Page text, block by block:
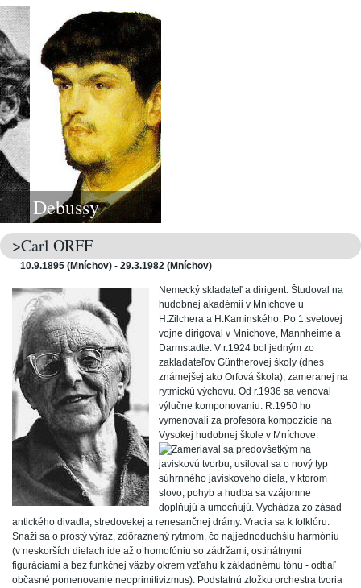
Debussy
>Carl ORFF
10.9.1895 (Mníchov) - 29.3.1982 (Mníchov)
Nemecký skladateľ a dirigent. Študoval na
hudobnej akadémii v Mníchove u
H.Zilchera a H.Kaminského. Po 1.svetovej
vojne dirigoval v Mníchove, Mannheime a
Darmstadte. V r.1924 bol jedným zo
zakladateľov Güntherovej školy (dnes
známejšej ako Orfová škola), zameranej na
rytmickú výchovu. Od r.1936 sa venoval
výlučne komponovaniu. R.1950 ho
vymenovali za profesora kompozície na
Vysokej hudobnej škole v Mníchove.
Zameriaval sa predovšetkým na
javiskovú tvorbu, usiloval sa o nový typ
súhrnného javiskového diela, v ktorom
slovo, pohyb a hudba sa vzájomne
doplňujú a umocňujú. Vychádza zo zásad
antického divadla, stredovekej a renesančnej drámy. Vracia sa k folklóru.
Snaží sa o prostý výraz, zdôraznený rytmom, čo najjednoduchšiu harmóniu
(v neskorších dielach ide až o homofóniu so zádržami, ostinátnymi
figuráciami a bez funkčnej väzby okrem vzťahu k základnému tónu - odtiaľ
občasné pomenovanie neoprimitivizmus). Podstatnú zložku orchestra tvoria